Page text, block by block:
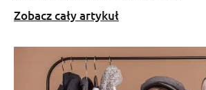
Zobacz cały artykuł